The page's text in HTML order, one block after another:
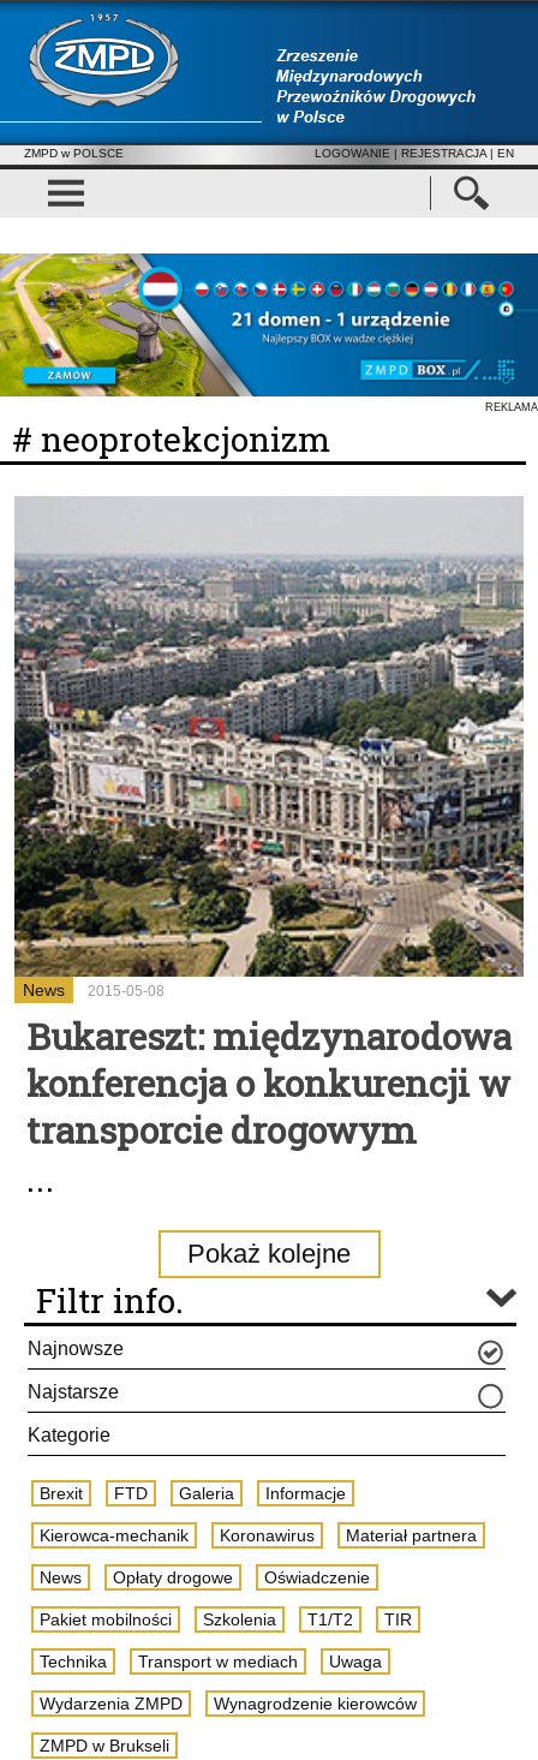
ZMPD w POLSCE LOGOWANIE | REJESTRACJA | EN
REKLAMA
# neoprotekcjonizm
News 2015-05-08
Bukareszt: międzynarodowa
konferencja o konkurencji w
transporcie drogowym
...
Pokaż kolejne
Filtr info.
Najnowsze
Najstarsze
Kategorie
Brexit FTD Galeria Informacje
Kierowca-mechanik Koronawirus Materiał partnera
News Opłaty drogowe Oświadczenie
Pakiet mobilności Szkolenia T1/T2 TIR
Technika Transport w mediach Uwaga
Wydarzenia ZMPD Wynagrodzenie kierowców
ZMPD w Brukseli